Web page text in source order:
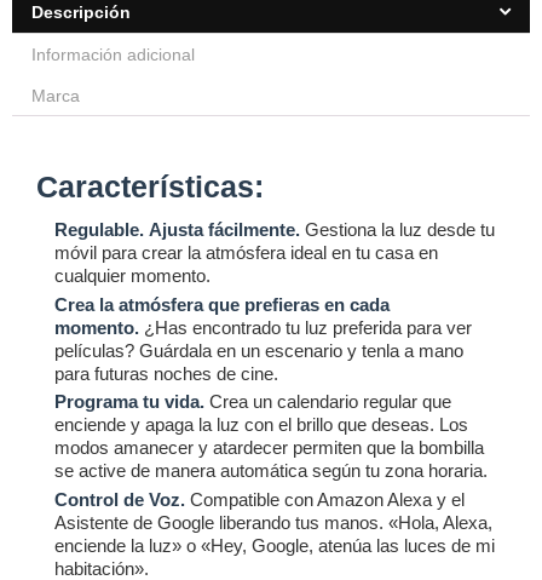
Descripción
Información adicional
Marca
Características:
Regulable. Ajusta fácilmente. Gestiona la luz desde tu
móvil para crear la atmósfera ideal en tu casa en
cualquier momento.
Crea la atmósfera que prefieras en cada
momento. ¿Has encontrado tu luz preferida para ver
películas? Guárdala en un escenario y tenla a mano
para futuras noches de cine.
Programa tu vida. Crea un calendario regular que
enciende y apaga la luz con el brillo que deseas. Los
modos amanecer y atardecer permiten que la bombilla
se active de manera automática según tu zona horaria.
Control de Voz. Compatible con Amazon Alexa y el
Asistente de Google liberando tus manos. «Hola, Alexa,
enciende la luz» o «Hey, Google, atenúa las luces de mi
habitación».